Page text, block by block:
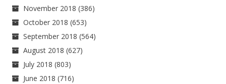
November 2018 (386)
October 2018 (653)
September 2018 (564)
August 2018 (627)
July 2018 (803)
June 2018 (716)